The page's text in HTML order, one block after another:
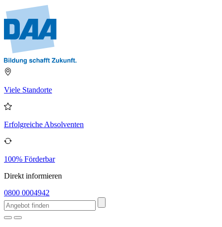
Viele Standorte
Erfolgreiche Absolventen
100% Förderbar
Direkt informieren
0800 0004942